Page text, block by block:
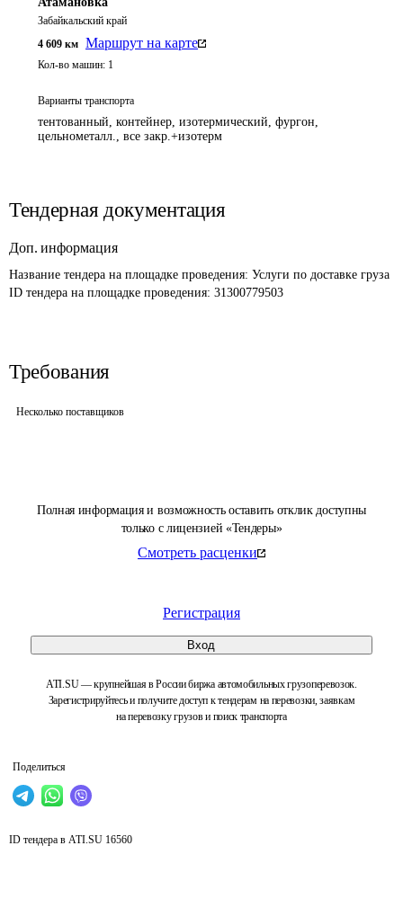
Полная информация и возможность оставить отклик доступны
только с лицензией «Тендеры»
Смотреть расценки
Регистрация
Вход
ATI.SU — крупнейшая в России биржа автомобильных грузоперевозок.
Зарегистрируйтесь и получите доступ к тендерам на перевозки, заявкам
на перевозку грузов и поиск транспорта
Поделиться
Забайкальский край
4 609 км Маршрут на карте
Кол-во машин: 1
Варианты транспорта
тентованный, контейнер, изотермический, фургон,
цельнометалл., все закр.+изотерм
Тендерная документация
Доп. информация
Название тендера на площадке проведения: Услуги по доставке груза
ID тендера на площадке проведения: 31300779503
Требования
Несколько поставщиков
ID тендера в ATI.SU 16560